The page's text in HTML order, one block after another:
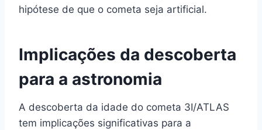
hipótese de que o cometa seja artificial.
Implicações da descoberta
para a astronomia
A descoberta da idade do cometa 3I/ATLAS
tem implicações significativas para a